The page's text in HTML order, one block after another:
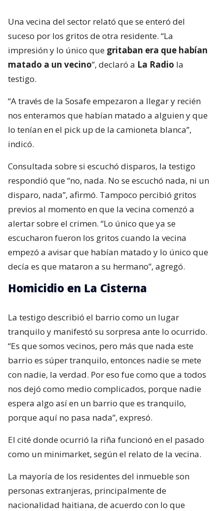
Una vecina del sector relató que se enteró del
suceso por los gritos de otra residente. “La
impresión y lo único que gritaban era que habían
matado a un vecino”, declaró a La Radio la
testigo.
“A través de la Sosafe empezaron a llegar y recién
nos enteramos que habían matado a alguien y que
lo tenían en el pick up de la camioneta blanca”,
indicó.
Consultada sobre si escuchó disparos, la testigo
respondió que “no, nada. No se escuchó nada, ni un
disparo, nada”, afirmó. Tampoco percibió gritos
previos al momento en que la vecina comenzó a
alertar sobre el crimen. “Lo único que ya se
escucharon fueron los gritos cuando la vecina
empezó a avisar que habían matado y lo único que
decía es que mataron a su hermano”, agregó.
Homicidio en La Cisterna
La testigo describió el barrio como un lugar
tranquilo y manifestó su sorpresa ante lo ocurrido.
“Es que somos vecinos, pero más que nada este
barrio es súper tranquilo, entonces nadie se mete
con nadie, la verdad. Por eso fue como que a todos
nos dejó como medio complicados, porque nadie
espera algo así en un barrio que es tranquilo,
porque aquí no pasa nada”, expresó.
El cité donde ocurrió la riña funcionó en el pasado
como un minimarket, según el relato de la vecina.
La mayoría de los residentes del inmueble son
personas extranjeras, principalmente de
nacionalidad haitiana, de acuerdo con lo que